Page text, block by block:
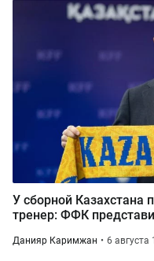
У сборной Казахстана
тренер: ФФК
Данияр Каримжан 6 августа